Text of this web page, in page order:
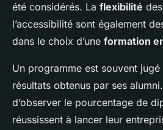
été considérés. La flexibilité
l’accessibilité sont également
dans le choix d’une formation
Un programme est souvent jugé
résultats obtenus par ses
d’observer le pourcentage de
réussissent à lancer leur